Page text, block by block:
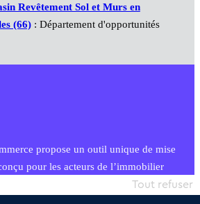
Revêtement Sol et Murs en
(66): Département d'opportunités
propose un outil unique de mise
pour les acteurs de l’immobilier
territoriales, simple et intégrant
Tout refuser